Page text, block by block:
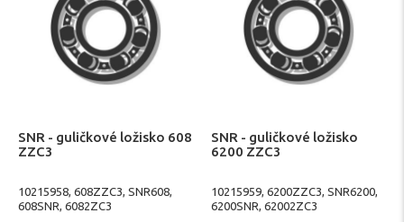
SNR - guličkové ložisko 608
ZZC3
10215958, 608ZZC3, SNR608,
608SNR, 6082ZC3
SNR - guličkové ložisko
6200 ZZC3
10215959, 6200ZZC3, SNR6200,
6200SNR, 62002ZC3